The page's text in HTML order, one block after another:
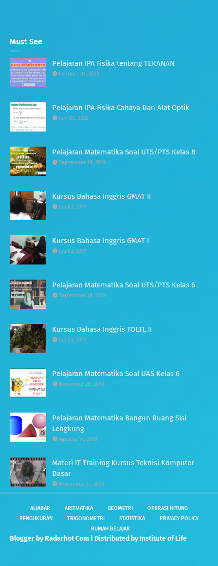
Must See
Pelajaran IPA Fisika tentang TEKANAN
Februari 01, 2020
Pelajaran IPA Fisika Cahaya Dan Alat Optik
Juni 05, 2020
Pelajaran Matematika Soal UTS/PTS Kelas 8
September 19, 2019
Kursus Bahasa Inggris GMAT II
Juli 03, 2019
Kursus Bahasa Inggris GMAT I
Juli 03, 2019
Pelajaran Matematika Soal UTS/PTS Kelas 6
September 18, 2019
Kursus Bahasa Inggris TOEFL II
Juli 03, 2019
Pelajaran Matematika Soal UAS Kelas 6
November 26, 2018
Pelajaran Matematika Bangun Ruang Sisi
Lengkung
Agustus 17, 2018
Materi IT Training Kursus Teknisi Komputer
Dasar
November 07, 2018
ALJABAR ARITMATIKA GEOMETRI
OPERASI HITUNG
PENGUKURAN
TRIGONOMETRI STATISTIKA
PRIVACY POLICY
RUMAH BELAJAR
Blogger byRadarhot Com | Distributed byInstitute of Life